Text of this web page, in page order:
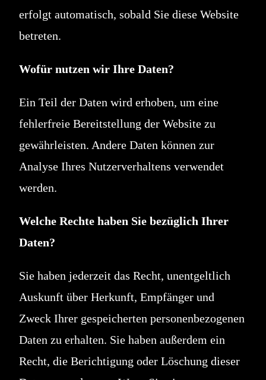
erfolgt automatisch, sobald Sie diese Website
betreten.
Wofür nutzen wir Ihre Daten?
Ein Teil der Daten wird erhoben, um eine
fehlerfreie Bereitstellung der Website zu
gewährleisten. Andere Daten können zur
Analyse Ihres Nutzerverhaltens verwendet
werden.
Welche Rechte haben Sie bezüglich Ihrer
Daten?
Sie haben jederzeit das Recht, unentgeltlich
Auskunft über Herkunft, Empfänger und
Zweck Ihrer gespeicherten personenbezogenen
Daten zu erhalten. Sie haben außerdem ein
Recht, die Berichtigung oder Löschung dieser